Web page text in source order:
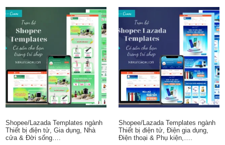
Shopee/Lazada Templates ngành
Thiết bị điện tử, Gia dụng, Nhà
cửa & Đời sống….
Shopee/Lazada Templates ngành
Thiết bị điện tử, Điện gia dụng,
Điện thoại & Phụ kiện,….